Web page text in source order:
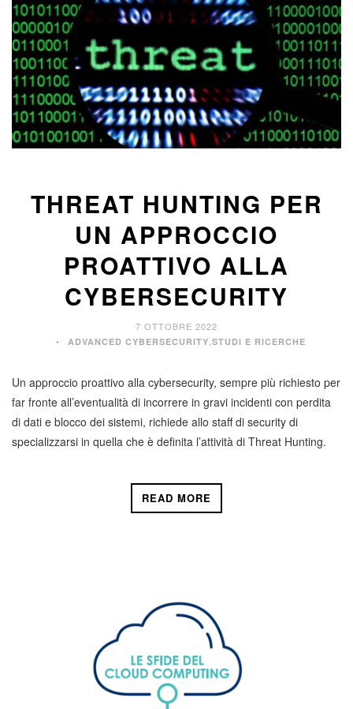
THREAT HUNTING PER
UN APPROCCIO
PROATTIVO ALLA
CYBERSECURITY
7 OTTOBRE 2022
ADVANCED CYBERSECURITY,STUDI E RICERCHE
Un approccio proattivo alla cybersecurity, sempre più richiesto per
far fronte all’eventualità di incorrere in gravi incidenti con perdita
di dati e blocco dei sistemi, richiede allo staff di security di
specializzarsi in quella che è definita l’attività di Threat Hunting.
READ MORE